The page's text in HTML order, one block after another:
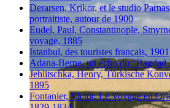
Derarsen, Krikor, et le studio
portraitiste, autour de 1900
Eudel, Paul, Constantinople,
voyage, 1885
Istanbul, des touristes français, 1901
Adana-Berne, un écho du
Jehlitschka, Henry, Türkische
1895
Fontanier, Victor, Le Voyage en